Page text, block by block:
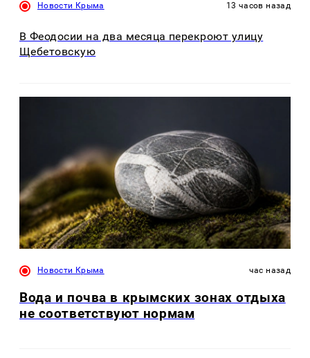
Новости Крыма 13 часов назад
В Феодосии на два месяца перекроют улицу
Щебетовскую
Новости Крыма час назад
Вода и почва в крымских зонах отдыха
не соответствуют нормам